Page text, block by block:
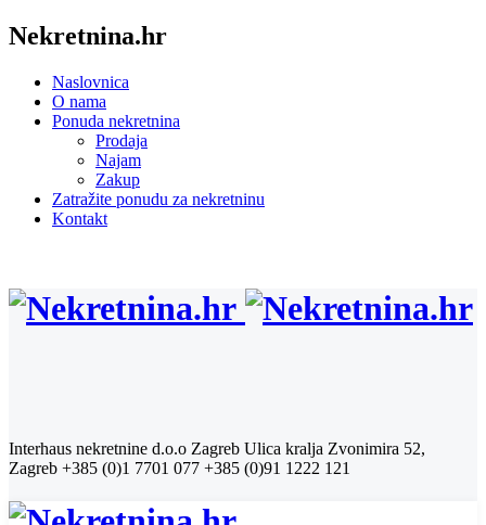
Nekretnina.hr
Naslovnica
O nama
Ponuda nekretnina
Prodaja
Najam
Zakup
Zatražite ponudu za nekretninu
Kontakt
Interhaus nekretnine d.o.o Zagreb Ulica kralja Zvonimira 52,
Zagreb +385 (0)1 7701 077 +385 (0)91 1222 121